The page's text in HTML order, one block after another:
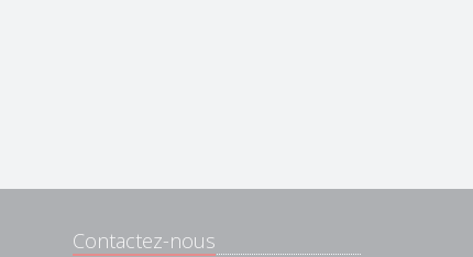
Contactez-nous